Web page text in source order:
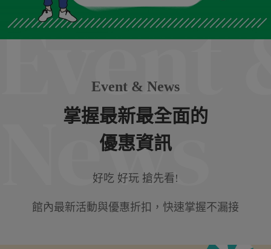
Event
News
Event & News
掌握最新最全面的
優惠資訊
好吃 好玩 搶先看!
館內最新活動與優惠折扣，快速掌握不漏接